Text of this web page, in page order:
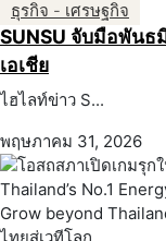
ธุรกิจ - เศรษฐกิจ
SUNSU จับมือพันธ
เอเชีย
ไฮไลท์ข่าว S...
พฤษภาคม 31, 2026